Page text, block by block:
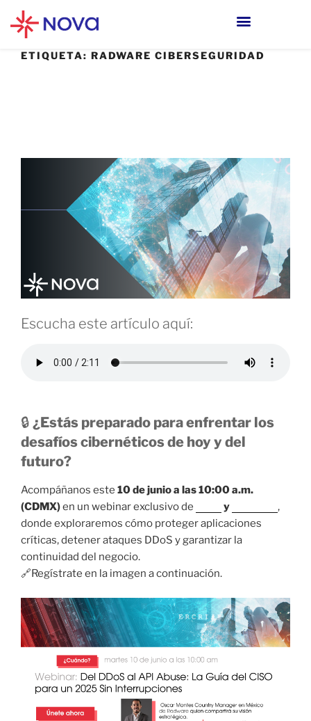
ETIQUETA: RADWARE CIBERSEGURIDAD
Escucha este artículo aquí:
🔒 ¿Estás preparado para enfrentar los
desafíos cibernéticos de hoy y del
futuro?
Acompáñanos este 10 de junio a las 10:00 a.m.
(CDMX)en un webinar exclusivo de y
,
donde exploraremos cómo proteger aplicaciones
críticas, detener ataques DDoS y garantizar la
continuidad del negocio.
🔗Regístrate en la imagen a continuación.